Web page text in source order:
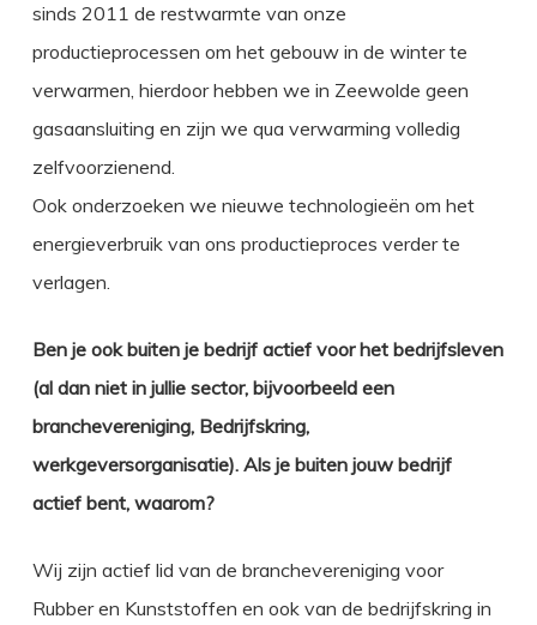
sinds 2011 de restwarmte van onze
productieprocessen om het gebouw in de winter te
verwarmen, hierdoor hebben we in Zeewolde geen
gasaansluiting en zijn we qua verwarming volledig
zelfvoorzienend.
Ook onderzoeken we nieuwe technologieën om het
energieverbruik van ons productieproces verder te
verlagen.
Ben je ook buiten je bedrijf actief voor het bedrijfsleven
(al dan niet in jullie sector, bijvoorbeeld een
branchevereniging, Bedrijfskring,
werkgeversorganisatie). Als je buiten jouw bedrijf
actief bent, waarom?
Wij zijn actief lid van de branchevereniging voor
Rubber en Kunststoffen en ook van de bedrijfskring in